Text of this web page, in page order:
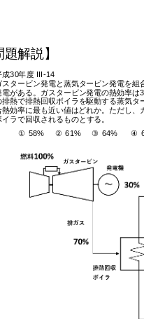
題解説】
成30年度 III-14
スタービン発電と蒸気タービン発電を組
電がある。ガスタービン発電の熱効率は
排熱で排熱回収ボイラを駆動する蒸気タ
熱効率に最も近い値はどれか。ただし、
イラで回収されるものとする。
① 58% ② 61% ③ 64% ④